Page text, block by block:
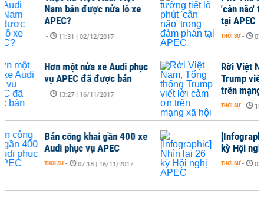
Nam bán được nửa lô xe
- 11:31 | 02/12/2017
Hơn một nửa xe Audi phục
vụ APEC đã được bán
- 13:27 | 16/11/2017
Bán công khai gần 400 xe
Audi phục vụ APEC
THỜI SỰ - 07:18 | 16/11/2017
tại
THỜI
Rời
THỜI
kỳ
THỜI